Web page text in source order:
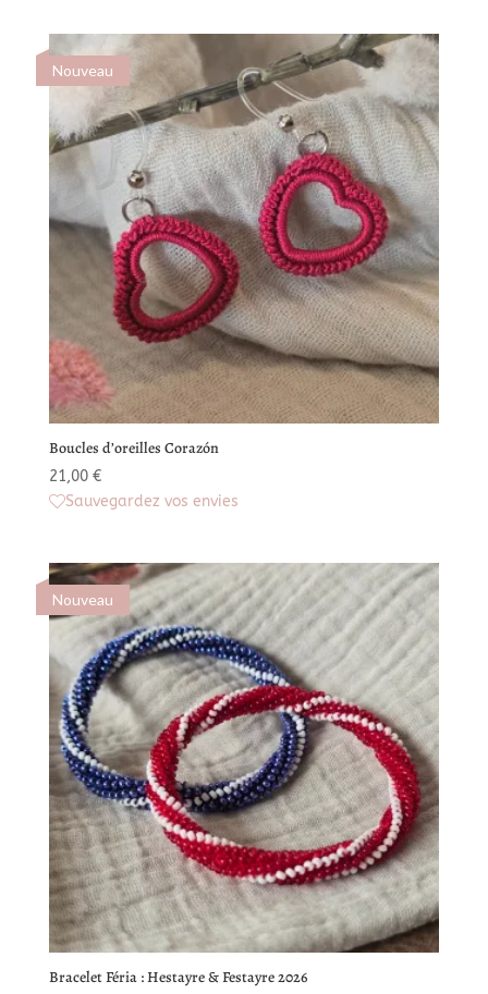
Nouveau
Boucles d’oreilles Corazón
21,00 €
Sauvegardez vos envies
Nouveau
Bracelet Féria : Hestayre & Festayre 2026